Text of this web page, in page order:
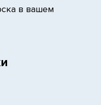
в вашем